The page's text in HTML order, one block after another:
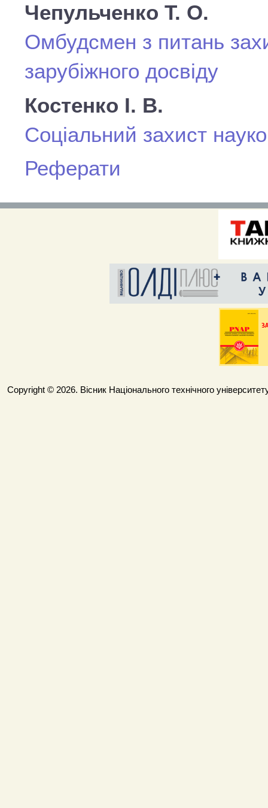
Чепульченко Т. О.
Омбудсмен з питань
зарубіжного досвіду
Костенко І. В.
Соціальний захист
Реферати
Copyright © 2026. Вісник Національного технічного